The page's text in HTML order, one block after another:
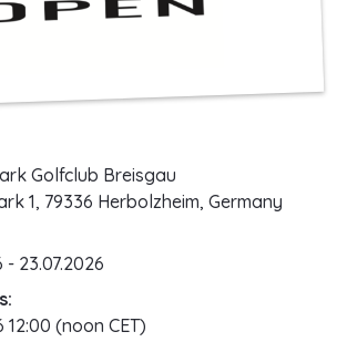
Golfclub Breisgau
1, 79336 Herbolzheim, Germany
- 23.07.2026
12:00 (noon CET)